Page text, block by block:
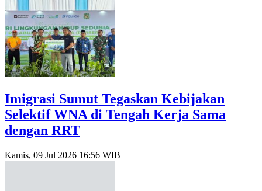
Imigrasi Sumut Tegaskan Kebijakan
Selektif WNA di Tengah Kerja Sama
dengan RRT
Kamis, 09 Jul 2026 16:56 WIB